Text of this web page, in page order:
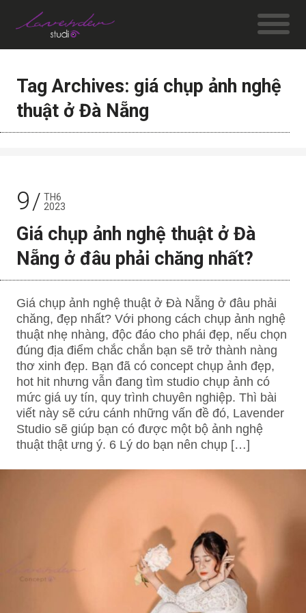
Tag Archives: giá chụp ảnh nghệ
thuật ở Đà Nẵng
9
TH6
2023
Giá chụp ảnh nghệ thuật ở Đà
Nẵng ở đâu phải chăng nhất?
Giá chụp ảnh nghệ thuật ở Đà Nẵng ở đâu phải
chăng, đẹp nhất? Với phong cách chụp ảnh nghệ
thuật nhẹ nhàng, độc đáo cho phái đẹp, nếu chọn
đúng địa điểm chắc chắn bạn sẽ trở thành nàng
thơ xinh đẹp. Bạn đã có concept chụp ảnh đẹp,
hot hit nhưng vẫn đang tìm studio chụp ảnh có
mức giá uy tín, quy trình chuyên nghiệp. Thì bài
viết này sẽ cứu cánh những vấn đề đó, Lavender
Studio sẽ giúp bạn có được một bộ ảnh nghệ
thuật thật ưng ý. 6 Lý do bạn nên chụp […]